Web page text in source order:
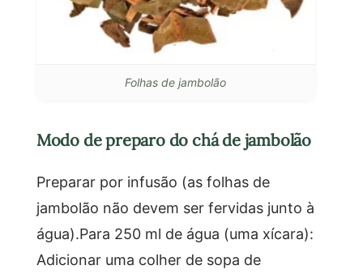
Folhas de jambolão
Modo de preparo do chá de jambolão
Preparar por infusão (as folhas de
jambolão não devem ser fervidas junto à
água).Para 250 ml de água (uma xícara):
Adicionar uma colher de sopa de